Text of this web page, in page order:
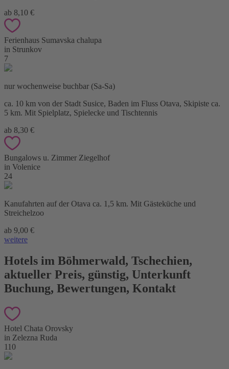
ab 8,10 €
Ferienhaus Sumavska chalupa
in Strunkov
7
nur wochenweise buchbar (Sa-Sa)
ca. 10 km von der Stadt Susice, Baden im Fluss Otava, Skipiste ca.
5 km. Mit Spielplatz, Spielecke und Tischtennis
ab 8,30 €
Bungalows u. Zimmer Ziegelhof
in Volenice
24
Kanufahrten auf der Otava ca. 1,5 km. Mit Gästeküche und
Streichelzoo
ab 9,00 €
weitere
Hotels im Böhmerwald, Tschechien,
aktueller Preis, günstig, Unterkunft
Buchung, Bewertungen, Kontakt
Hotel Chata Orovsky
in Zelezna Ruda
110